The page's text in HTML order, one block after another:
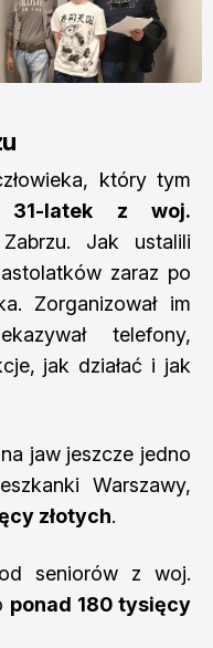
który tym
31-latek z woj.
Jak ustalili
zaraz po
Zorganizował im
telefony,
jak działać i jak
jaw jeszcze jedno
Warszawy,
złotych.
seniorów z woj.
ponad 180 tysięcy